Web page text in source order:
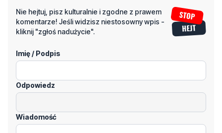
Imię / Podpis
Odpowiedz
Wiadomość